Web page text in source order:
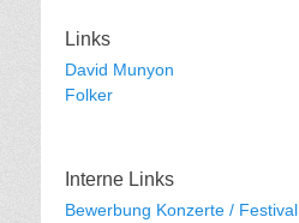
Links
David Munyon
Folker
Interne Links
Bewerbung Konzerte / Festival